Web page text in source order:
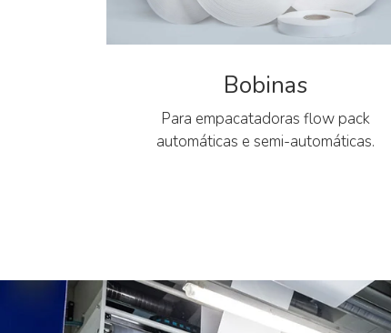
Bobinas
Para empacatadoras flow pack
automáticas e semi-automáticas.